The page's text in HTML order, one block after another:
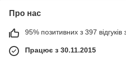
Про нас
95% позитивних з 397 відгуків
Працює з 30.11.2015